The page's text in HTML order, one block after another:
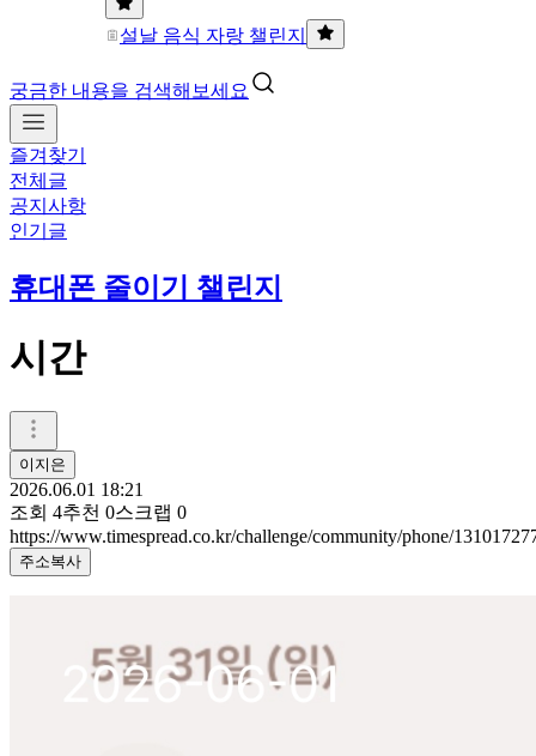
설날 음식 자랑 챌린지
궁금한 내용을 검색해보세요
즐겨찾기
전체글
공지사항
인기글
휴대폰 줄이기 챌린지
시간
이지은
2026.06.01 18:21
조회 4추천 0스크랩 0
https://www.timespread.co.kr/challenge/community/phone/
주소복사